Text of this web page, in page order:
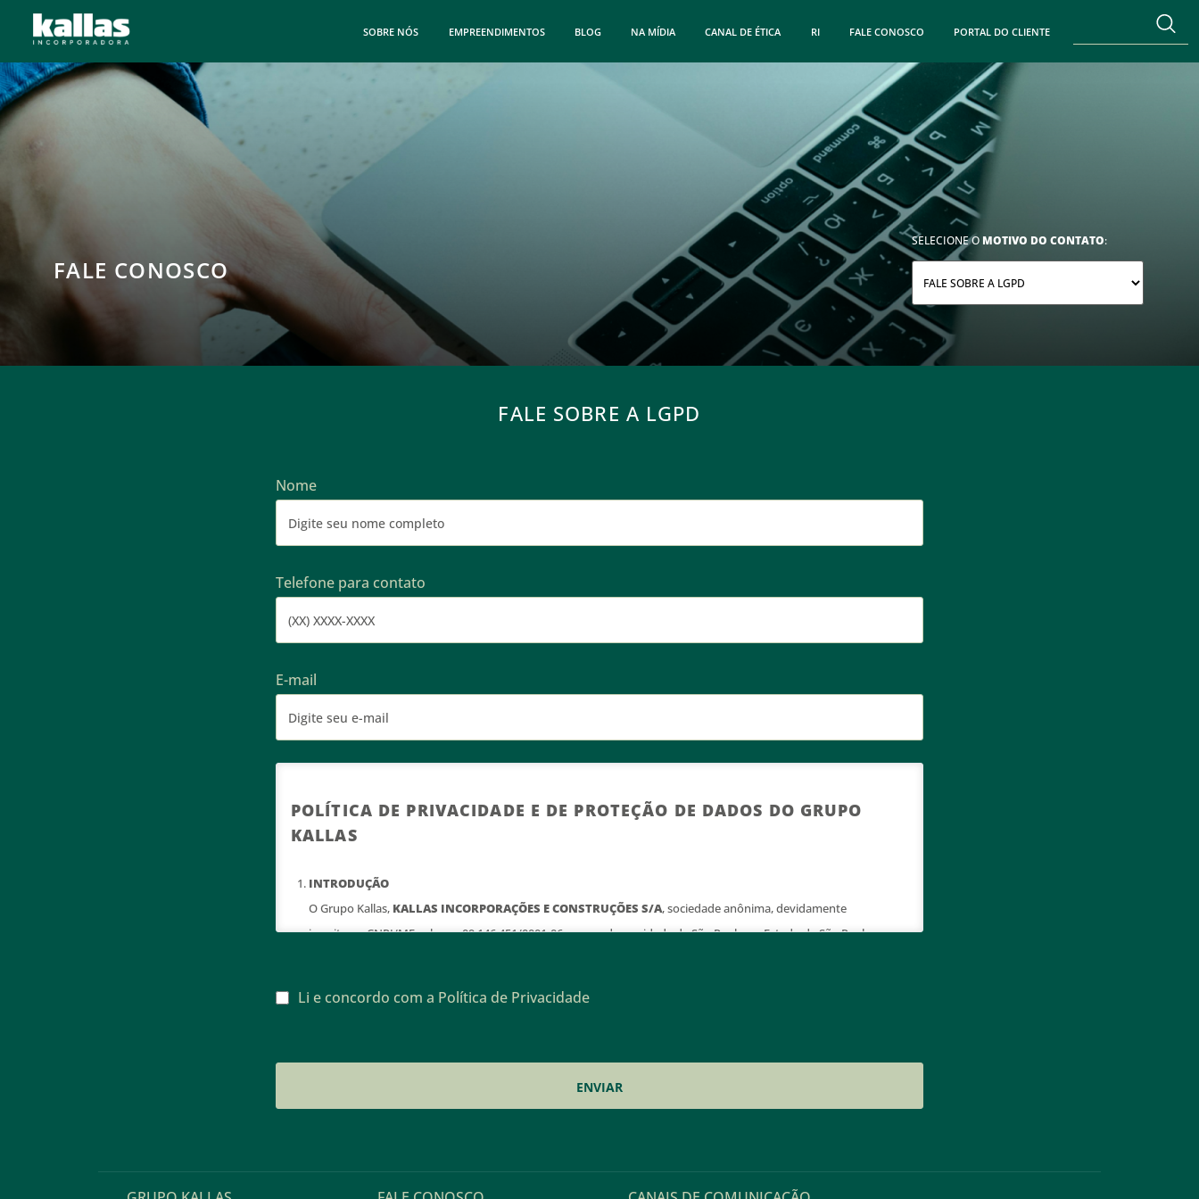
SOBRE NÓS EMPREENDIMENTOS BLOG NA MÍDIA CANAL DE ÉTICA RI FALE CONOSCO PORTAL DO CLIENTE
FALE CONOSCO
SELECIONE O MOTIVO DO CONTATO:
FALE SOBRE A LGPD
Nome
Telefone para contato
E-mail
POLÍTICA DE PRIVACIDADE E DE PROTEÇÃO DE DADOS DO GRUPO
KALLAS
INTRODUÇÃO
O Grupo Kallas, KALLAS INCORPORAÇÕES E CONSTRUÇÕES S/A, sociedade anônima, devidamente
inscrita no CNPJ/MF sob o n. 09.146.451/0001-06, com sede na cidade de São Paulo no Estado de São Paulo,
Esta Política de Privacidade descreve como coletamos, tratamos, armazenamos e compartilhamos os seus
dados pessoais, recomendamos que você leia atentamente e conheça nossas práticas de segurança de
Li e concordo com a Política de Privacidade